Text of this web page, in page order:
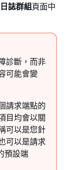
日誌群組頁面中
診斷，而非
可能會變
請求端點的
目均會以關
可以是您針
可以是請求
預設端